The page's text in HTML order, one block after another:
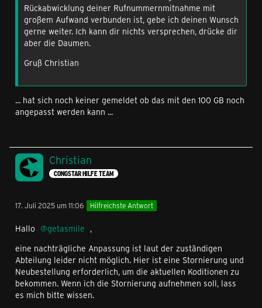
Rückabwicklung deiner Rufnummernmitnahme mit
großem Aufwand verbunden ist, gebe ich deinen Wunsch
gerne weiter. Ich kann dir nichts versprechen, drücke dir
aber die Daumen.
Gruß Christian
... hat sich noch keiner gemeldet ob das mit den 100 GB noch
angepasst werden kann ...
Christian
CONGSTAR HILFE TEAM
17. Juli 2025 um 11:06 Hilfreichste Antwort
Hallo getasmile ,
eine nachträgliche Anpassung ist laut der zuständigen
Abteilung leider nicht möglich. Hier ist eine Stornierung und
Neubestellung erforderlich, um die aktuellen Koditionen zu
bekommen. Wenn ich die Stornierung aufnehmen soll, lass
es mich bitte wissen.